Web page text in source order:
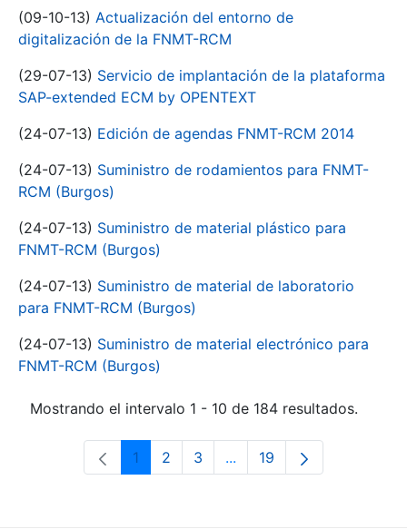
(09-10-13) Actualización del entorno de
digitalización de la FNMT-RCM
(29-07-13) Servicio de implantación de la plataforma
SAP-extended ECM by OPENTEXT
(24-07-13) Edición de agendas FNMT-RCM 2014
(24-07-13) Suministro de rodamientos para FNMT-
RCM (Burgos)
(24-07-13) Suministro de material plástico para
FNMT-RCM (Burgos)
(24-07-13) Suministro de material de laboratorio
para FNMT-RCM (Burgos)
(24-07-13) Suministro de material electrónico para
FNMT-RCM (Burgos)
Mostrando el intervalo 1 - 10 de 184 resultados.
Página
1 Página
2 Página
3 ...Páginas intermedias Use
Página
19